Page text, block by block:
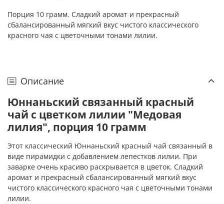
Порция 10 грамм. Сладкий аромат и прекрасный
сбалансированный мягкий вкус чистого классического
красного чая с цветочными тонами лилии.
Описание
Юннаньский связанный красный
чай с цветком лилии "Медовая
лилия", порция 10 грамм
Этот классический Юннаньский красный чай связанный в
виде пирамидки с добавлением лепестков лилии. При
заварке очень красиво раскрывается в цветок. Сладкий
аромат и прекрасный сбалансированный мягкий вкус
чистого классического красного чая с цветочными тонами
лилии.